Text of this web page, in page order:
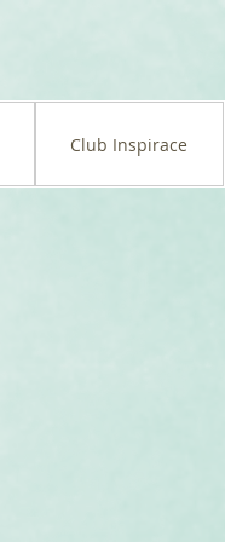
Club Inspirace